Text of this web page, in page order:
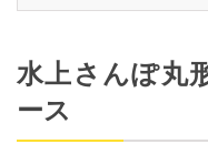
水上さんぽ丸
ース